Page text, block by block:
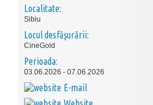
Localitate:
Sibiu
Locul desfăşurării:
CineGold
Perioada:
03.06.2026 - 07.06.2026
E-mail